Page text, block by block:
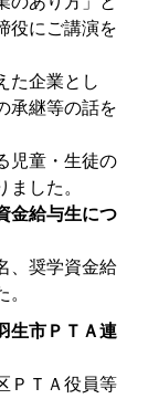
役にご講演を
た企業とし
承継等の話を
児童・生徒の
した。
金給与生につ
奨学資金給
生市ＰＴＡ連
ＴＡ役員等